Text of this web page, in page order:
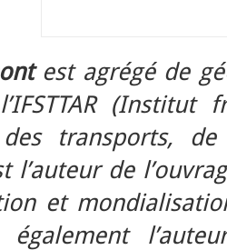
est agrégé de
(Institut
transports,
l’auteur de
et